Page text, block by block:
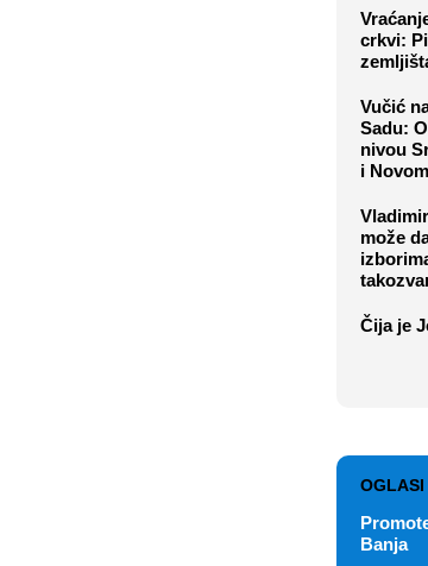
crkvi:
Vučić
Sadu:
nivou
i
može
Čija je
OGLASI
Banja